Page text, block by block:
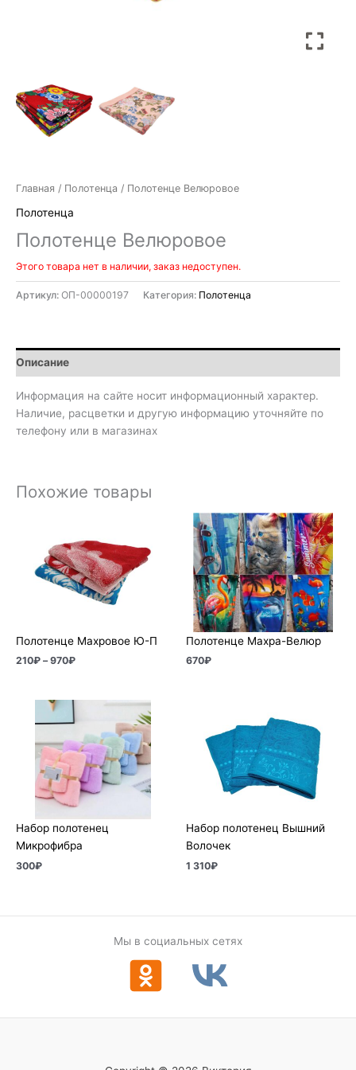
Главная / Полотенца / Полотенце Велюровое
Полотенца
Полотенце Велюровое
Этого товара нет в наличии, заказ недоступен.
Артикул: ОП-00000197 Категория: Полотенца
Описание
Информация на сайте носит информационный характер.
Наличие, расцветки и другую информацию уточняйте по
телефону или в магазинах
Похожие товары
Полотенце Махровое Ю-П
210₽ – 970₽
210₽
–
970₽
Полотенце Махра-Велюр
670₽
Набор полотенец
Микрофибра
300₽
Набор полотенец Вышний
Волочек
1 310₽
Мы в социальных сетях